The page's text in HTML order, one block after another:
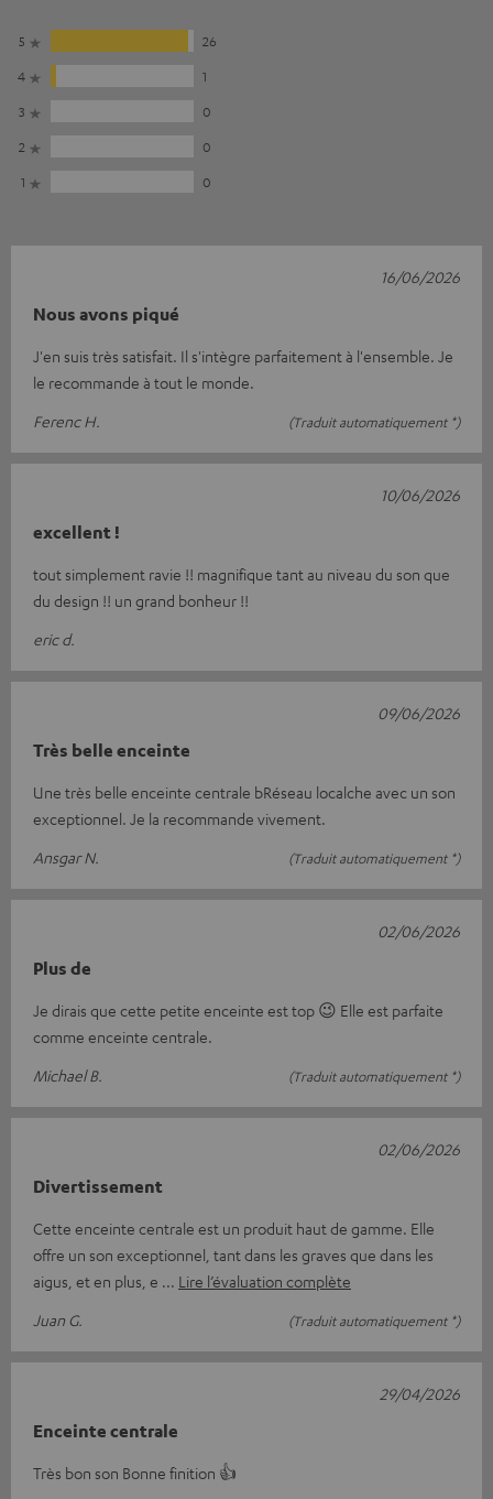
5
26
4
1
3
0
2
0
1
0
Nous avons piqué
J'en suis très satisfait. Il s'intègre parfaitement à l'ensemble. Je
le recommande à tout le monde.
Ferenc H.
(Traduit automatiquement *)
16/06/2026
excellent !
tout simplement ravie !! magnifique tant au niveau du son que
du design !! un grand bonheur !!
eric d.
10/06/2026
Très belle enceinte
Une très belle enceinte centrale bRéseau localche avec un son
exceptionnel. Je la recommande vivement.
Ansgar N.
(Traduit automatiquement *)
09/06/2026
Plus de
Je dirais que cette petite enceinte est top 😉 Elle est parfaite
comme enceinte centrale.
Michael B.
(Traduit automatiquement *)
02/06/2026
Divertissement
Cette enceinte centrale est un produit haut de gamme. Elle
offre un son exceptionnel, tant dans les graves que dans les
aigus, et en plus, e
Lire l’évaluation complète
Juan G.
(Traduit automatiquement *)
02/06/2026
Enceinte centrale
Très bon son Bonne finition 👍
29/04/2026